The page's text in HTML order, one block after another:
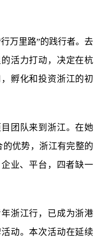
万里路”的践行者。去
活力打动，决定在杭
孵化和投资浙江的初
团队来到浙江。在她
优势，浙江有完整的
业、平台，四者缺一
浙江行，已成为浙港
动。本次活动在延续